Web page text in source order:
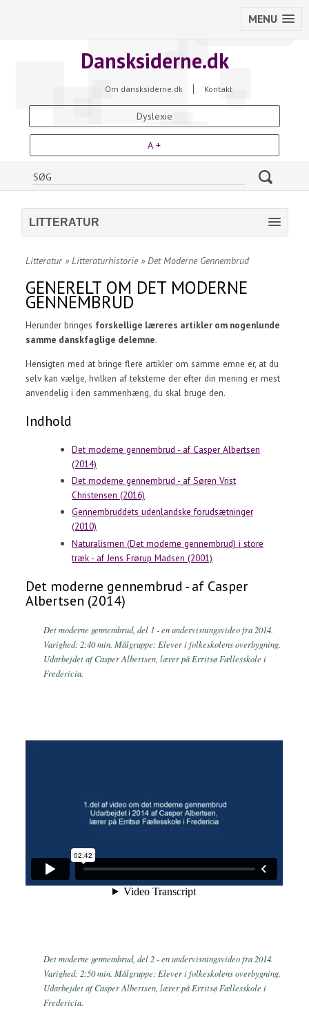
MENU
Dansksiderne.dk
Om dansksiderne.dk Kontakt
Dyslexie
A +
LITTERATUR
Litteratur»Litteraturhistorie»Det Moderne Gennembrud
GENERELT OM DET MODERNE
GENNEMBRUD
Herunder bringes forskellige læreres artikler om nogenlunde
samme danskfaglige delemne.
Hensigten med at bringe flere artikler om samme emne er, at du
selv kan vælge, hvilken af teksterne der efter din mening er mest
anvendelig i den sammenhæng, du skal bruge den.
Indhold
Det moderne gennembrud - af Casper Albertsen
(2014)
Det moderne gennembrud - af Søren Vrist
Christensen (2016)
Gennembruddets udenlandske forudsætninger
(2010)
Naturalismen (Det moderne gennembrud) i store
træk - af Jens Frørup Madsen (2001)
Det moderne gennembrud - af Casper
Albertsen (2014)
Det moderne gennembrud, del 1 - en undervisningsvideo fra 2014.
Varighed: 2:40 min. Målgruppe: Elever i folkeskolens overbygning.
Udarbejdet af Casper Albertsen, lærer på Erritsø Fællesskole i
Fredericia.
Det moderne gennembrud, del 2 - en undervisningsvideo fra 2014.
Varighed: 2:50 min. Målgruppe: Elever i folkeskolens overbygning.
Udarbejdet af Casper Albertsen, lærer på Erritsø Fællesskole i
Fredericia.